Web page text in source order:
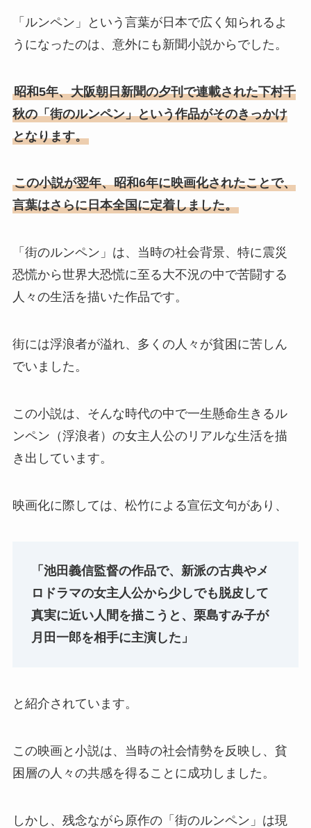
「ルンペン」という言葉が日本で広く知られるよ
うになったのは、意外にも新聞小説からでした。
昭和5年、大阪朝日新聞の夕刊で連載された下村千
秋の「街のルンペン」という作品がそのきっかけ
となります。
この小説が翌年、昭和6年に映画化されたことで、
言葉はさらに日本全国に定着しました。
「街のルンペン」は、当時の社会背景、特に震災
恐慌から世界大恐慌に至る大不況の中で苦闘する
人々の生活を描いた作品です。
街には浮浪者が溢れ、多くの人々が貧困に苦しん
でいました。
この小説は、そんな時代の中で一生懸命生きるル
ンペン（浮浪者）の女主人公のリアルな生活を描
き出しています。
映画化に際しては、松竹による宣伝文句があり、
「池田義信監督の作品で、新派の古典やメ
ロドラマの女主人公から少しでも脱皮して
真実に近い人間を描こうと、栗島すみ子が
月田一郎を相手に主演した」
と紹介されています。
この映画と小説は、当時の社会情勢を反映し、貧
困層の人々の共感を得ることに成功しました。
しかし、残念ながら原作の「街のルンペン」は現